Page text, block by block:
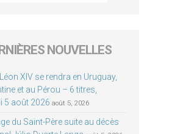
NOUVELLES
XIV se rendra en Uruguay,
et au Pérou – 6 titres,
5 août 2026 août 5, 2026
du Saint-Père suite au décès